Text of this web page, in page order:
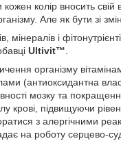
кожен колір вносить свій
Але як бути зі
мінералів і
Ultivit™
організму
(антиоксидантна
мозку та
крові, підвищуючи
з алергічними
на роботу серцево-